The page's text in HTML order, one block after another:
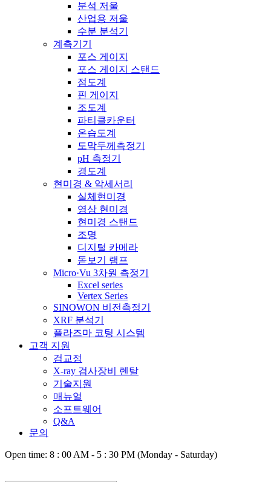
분석 저울
산업용 저울
수분 분석기
계측기기
포스 게이지
포스 게이지 스탠드
점도계
핀 게이지
조도계
파티클카운터
온습도계
도막두께측정기
pH 측정기
경도계
현미경 & 악세서리
실체현미경
영상 현미경
현미경 스탠드
조명
디지털 카메라
돋보기 램프
Micro·Vu 3차원 측정기
Excel series
Vertex Series
SINOWON 비전측정기
XRF 분석기
플라즈마 코팅 시스템
고객 지원
검교정
X-ray 검사장비 렌탈
기술지원
매뉴얼
소프트웨어
Q&A
문의
Open time: 8 : 00 AM - 5 : 30 PM (Monday - Saturday)